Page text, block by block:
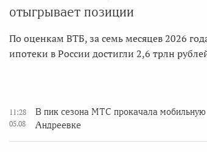
отыгрывает позиции
По оценкам ВТБ, за семь месяцев 2026
ипотеки в России достигли 2,6 трлн
11:28
05.08
В пик сезона МТС прокачала мобильную
Андреевке